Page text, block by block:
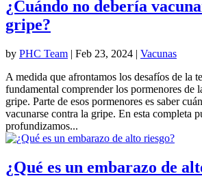
¿Cuándo no debería
gripe?
by PHC Team | Feb 23, 2024 | Vacunas
A medida que afrontamos los desafíos de la
fundamental comprender los pormenores de
gripe. Parte de esos pormenores es saber
vacunarse contra la gripe. En esta completa
profundizamos...
¿Qué es un embarazo de